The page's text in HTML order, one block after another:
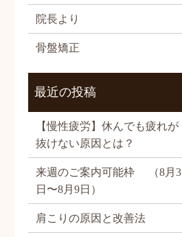
院長より
骨盤矯正
最近の投稿
【慢性疲労】休んでも疲れが
抜けない原因とは？
来週のご案内可能枠 （8月3
日〜8月9日）
肩こりの原因と改善法